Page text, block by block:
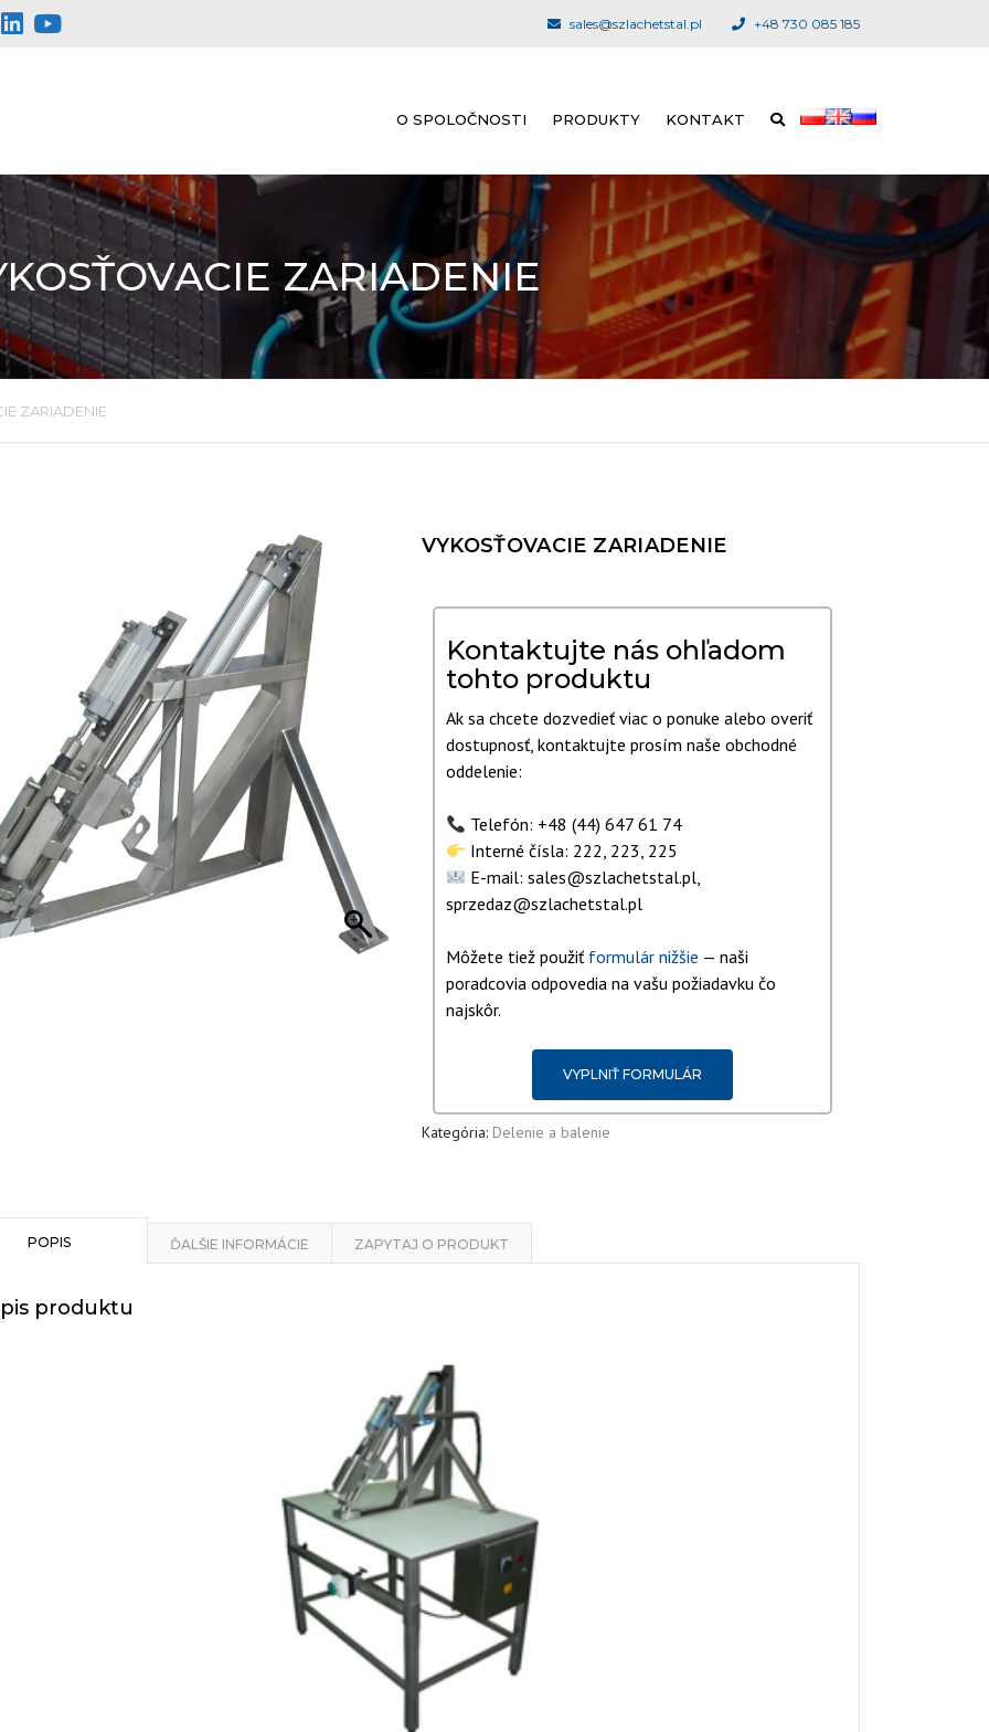
sales@szlachetstal.pl +48 730 085 185
O SPOLOČNOSTI PRODUKTY
VYKLADACÍ SYSTÉM
DELENIE A BALENIE
VYPRÁZDŇOVANIE
CHOV HYDINY
ZABÍJANIE A ŠKLBANIE
LIEČEBNÉ ZARIADENIA
KONTAKT
ZAHRANIČNÍ DISTRIBÚTORI
ZARIADENIE
ZARIADENIE
VYKOSŤOVACIE ZARIADENIE
Kontaktujte nás ohľadom
tohto produktu
Ak sa chcete dozvedieť viac o ponuke alebo overiť
dostupnosť, kontaktujte prosím naše obchodné
oddelenie:
Telefón: +48 (44) 647 61 74
Interné čísla: 222, 223, 225
E-mail: sales@szlachetstal.pl,
sprzedaz@szlachetstal.pl
Môžete tiež použiť formulár nižšie — naši
poradcovia odpovedia na vašu požiadavku čo
najskôr.
VYPLNIŤ FORMULÁR
Kategória: Delenie a balenie
POPIS ĎALŠIE INFORMÁCIE ZAPYTAJ O PRODUKT
produktu